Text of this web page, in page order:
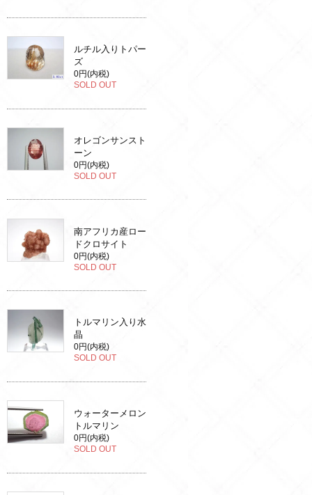
ルチル入りトパー
ズ
0円(内税)
SOLD OUT
オレゴンサンスト
ーン
0円(内税)
SOLD OUT
南アフリカ産ロー
ドクロサイト
0円(内税)
SOLD OUT
トルマリン入り水
晶
0円(内税)
SOLD OUT
ウォーターメロン
トルマリン
0円(内税)
SOLD OUT